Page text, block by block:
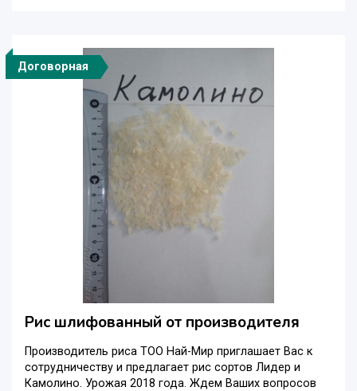
Договорная
Рис шлифованный от производителя
Производитель риса ТОО Най-Мир приглашает Вас к
сотрудничеству и предлагает рис сортов Лидер и
Камолино. Урожая 2018 года. Ждем Ваших вопросов